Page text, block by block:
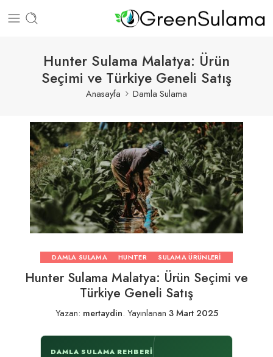
Hunter Sulama Malatya: Ürün
Seçimi ve Türkiye Geneli Satış
Anasayfa Damla Sulama
DAMLA SULAMA HUNTER SULAMA ÜRÜNLERI
Hunter Sulama Malatya: Ürün Seçimi ve
Türkiye Geneli Satış
Yazan: mertaydin. Yayınlanan 3 Mart 2025
DAMLA SULAMA REHBERI